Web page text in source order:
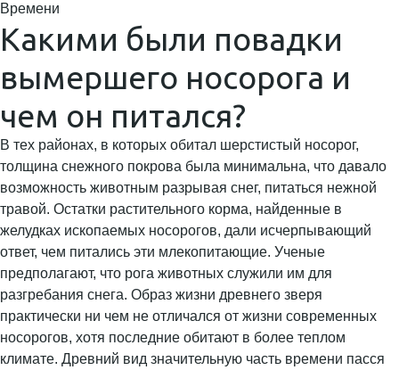
Времени
Какими были повадки
вымершего носорога и
чем он питался?
В тех районах, в которых обитал шерстистый носорог,
толщина снежного покрова была минимальна, что давало
возможность животным разрывая снег, питаться нежной
травой. Остатки растительного корма, найденные в
желудках ископаемых носорогов, дали исчерпывающий
ответ, чем питались эти млекопитающие. Ученые
предполагают, что рога животных служили им для
разгребания снега. Образ жизни древнего зверя
практически ни чем не отличался от жизни современных
носорогов, хотя последние обитают в более теплом
климате. Древний вид значительную часть времени пасся